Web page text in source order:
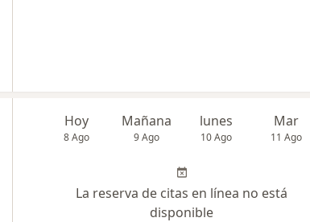
Hoy
8 Ago
Mañana
9 Ago
lunes
10 Ago
Mar
11 Ago
La reserva de citas en línea no está
disponible